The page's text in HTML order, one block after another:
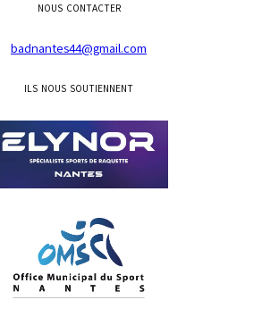
NOUS CONTACTER
badnantes44@gmail.com
ILS NOUS SOUTIENNENT